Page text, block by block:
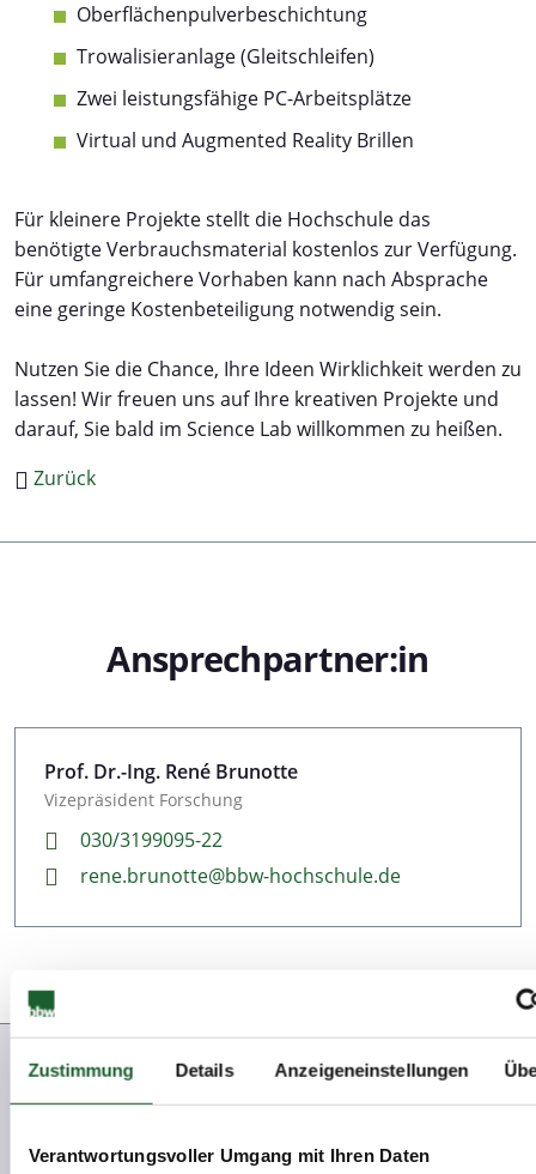
Zustimmung Details Anzeigeneinstellungen
Verantwortungsvoller Umgang mit Ihren Daten
Oberflächenpulverbeschichtung
Trowalisieranlage (Gleitschleifen)
Zwei leistungsfähige PC-Arbeitsplätze
Virtual und Augmented Reality Brillen
Für kleinere Projekte stellt die Hochschule das
benötigte Verbrauchsmaterial kostenlos zur Verfügung.
Für umfangreichere Vorhaben kann nach Absprache
eine geringe Kostenbeteiligung notwendig sein.
Nutzen Sie die Chance, Ihre Ideen Wirklichkeit werden zu
lassen! Wir freuen uns auf Ihre kreativen Projekte und
darauf, Sie bald im Science Lab willkommen zu heißen.
Zurück
Ansprechpartner:in
Prof. Dr.-Ing. René Brunotte
Vizepräsident Forschung
030/3199095-22
rene.brunotte@bbw-hochschule.de
WeitereNews